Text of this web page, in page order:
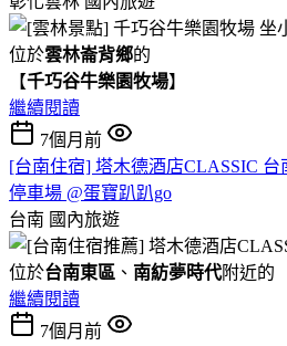
位於雲林崙背鄉的
【千巧谷牛樂園牧場】
繼續閱讀
7個月前
[台南住宿] 塔木德酒店CLASSIC
停車場 @蛋寶趴趴go
台南 國內旅遊
位於台南東區 、 南紡夢時代附近的
繼續閱讀
7個月前